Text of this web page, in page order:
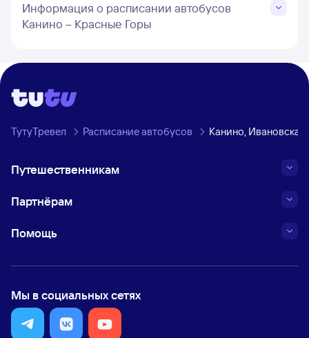
Информация о расписании автобусов
Канино – Красные Горы
ТутуТревел Расписание автобусов Канино,
Путешественникам
Партнёрам
Помощь
Мы в социальных сетях